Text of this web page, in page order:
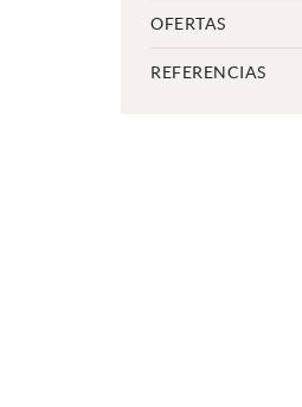
OFERTAS
REFERENCIAS